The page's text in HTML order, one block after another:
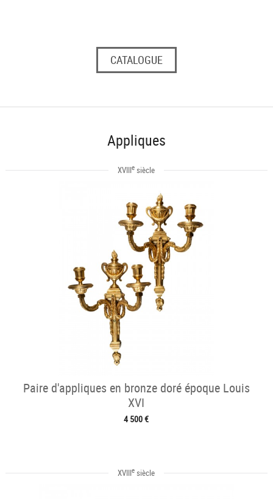
CATALOGUE
Appliques
XVIIIe siècle
Paire d'appliques en bronze doré époque Louis
XVI
4 500 €
XVIIIe siècle